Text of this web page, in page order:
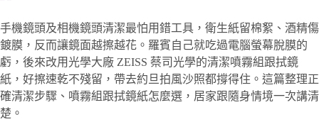
手機鏡頭及相機鏡頭清潔最怕用錯工具，衛生紙留棉絮、酒精傷
鍍膜，反而讓鏡面越擦越花。羅賓自己就吃過電腦螢幕脫膜的
虧，後來改用光學大廠 ZEISS 蔡司光學的清潔噴霧組跟拭鏡
紙，好擦速乾不殘留，帶去約旦拍風沙照都撐得住。這篇整理正
確清潔步驟、噴霧組跟拭鏡紙怎麼選，居家跟隨身情境一次講清
楚。